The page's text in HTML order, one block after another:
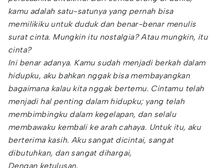
kamu adalah satu-satunya yang pernah bisa
memilikiku untuk duduk dan benar-benar menulis
surat cinta. Mungkin itu nostalgia? Atau mungkin, itu
cinta?
Ini benar adanya. Kamu sudah menjadi berkah dalam
hidupku, aku bahkan nggak bisa membayangkan
bagaimana kalau kita nggak bertemu. Cintamu telah
menjadi hal penting dalam hidupku; yang telah
membimbingku dalam kegelapan, dan selalu
membawaku kembali ke arah cahaya. Untuk itu, aku
berterima kasih. Aku sangat dicintai, sangat
dibutuhkan, dan sangat dihargai,
Dengan ketulusan,